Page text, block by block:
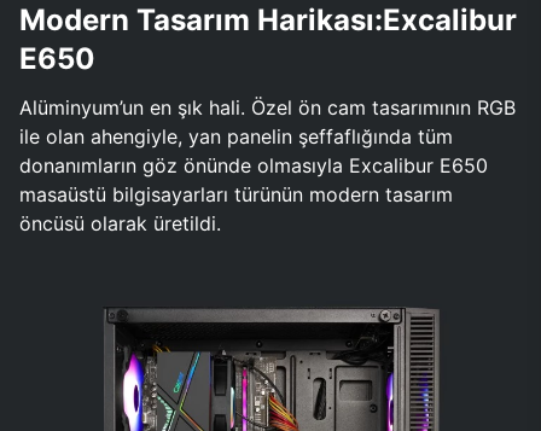
Modern Tasarım Harikası:Excalibur
E650
Alüminyum’un en şık hali. Özel ön cam tasarımının RGB
ile olan ahengiyle, yan panelin şeffaflığında tüm
donanımların göz önünde olmasıyla Excalibur E650
masaüstü bilgisayarları türünün modern tasarım
öncüsü olarak üretildi.